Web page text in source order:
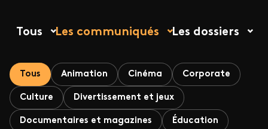
Tous Les communiqués Les dossiers
Tous Animation Cinéma Corporate
Culture Divertissement et jeux
Documentaires et magazines Éducation